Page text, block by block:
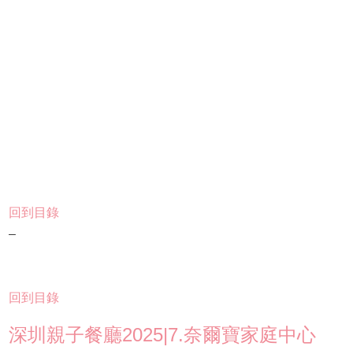
回到目錄
–
回到目錄
深圳親子餐廳2025|7.奈爾寶家庭中心